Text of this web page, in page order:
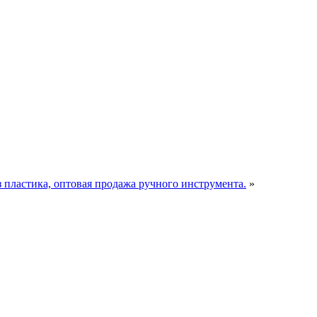
оптовая продажа ручного инструмента. »